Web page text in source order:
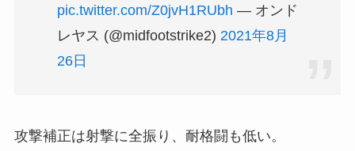
pic.twitter.com/Z0jvH1RUbh — オンド
レヤス (@midfootstrike2) 2021年8月
26日
攻撃補正は射撃に全振り、耐格闘も低い。